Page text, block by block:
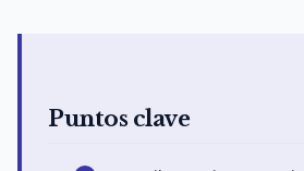
Puntos clave